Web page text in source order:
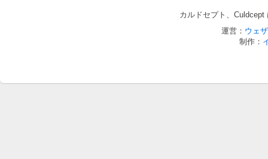
カルドセプト、
運営： ウェ
制作：